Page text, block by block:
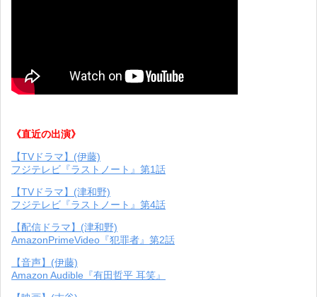
《直近の出演》
【TVドラマ】(伊藤)
フジテレビ『ラストノート』第1話
【TVドラマ】(津和野)
フジテレビ『ラストノート』第4話
【配信ドラマ】(津和野)
AmazonPrimeVideo『犯罪者』第2話
【音声】(伊藤)
Amazon Audible『有田哲平 耳笑』